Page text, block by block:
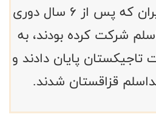
ملی‌پوشان جودو ایران که پس از ۶ سال دوری
شرکت کرده بودند، به
تاجیکستان پایان دادند و
قزاقستان شدند.